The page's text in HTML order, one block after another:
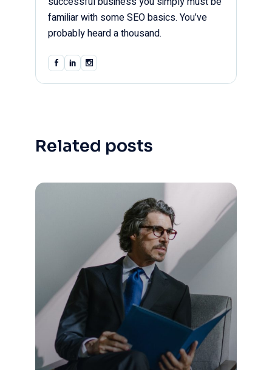
familiar with some SEO basics. You’ve
probably heard a thousand.
Related posts